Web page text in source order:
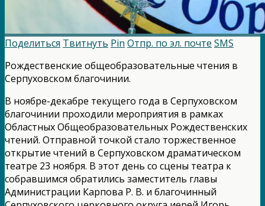
Поделиться Твитнуть Pin Отпр. по эл. почте SMS
Рождественские общеобразовательные чтения в
Серпуховском благочинии.
В ноябре-декабре текущего года в Серпуховском
благочинии проходили мероприятия в рамках
Областных Общеобразовательных Рождественских
чтений. Отправной точкой стало торжественное
открытие чтений в Серпуховском драматическом
театре 23 ноября. В этот день со сцены театра к
собравшимся обратились заместитель главы
Администрации Карпова Р. В. и благочинный